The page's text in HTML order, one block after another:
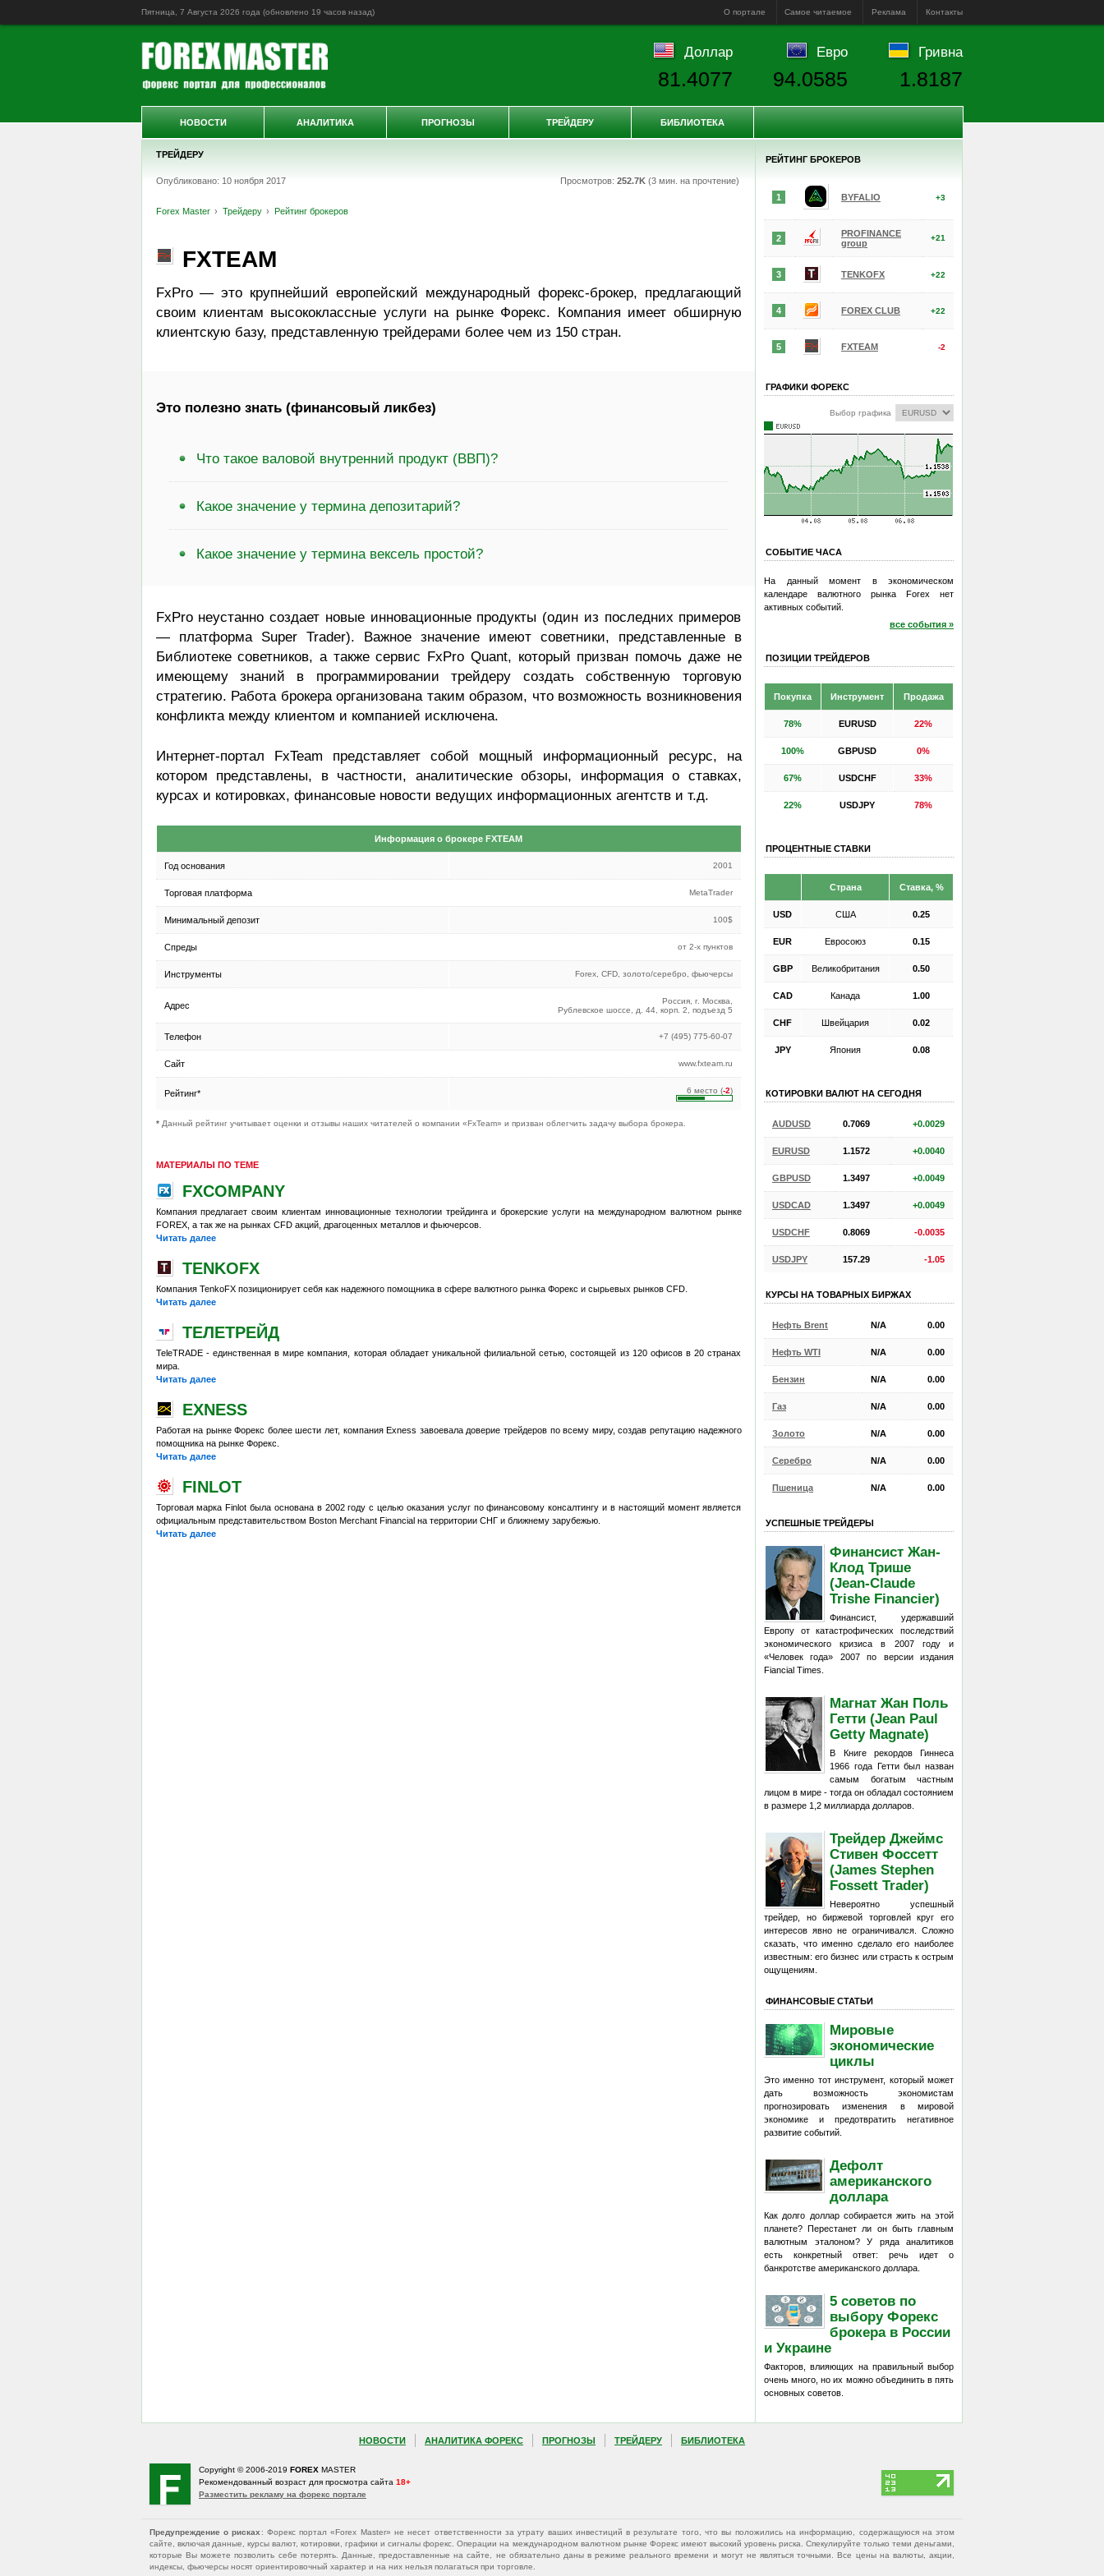
Пятница, 7 Августа 2026 года (обновлено 19 часов назад) О портале Самое читаемое Реклама Контакты
ТРЕЙДЕРУ
Опубликовано: 10 ноября 2017 Просмотров: 252.7K(3 мин. на прочтение)
Forex Master Трейдеру Рейтинг брокеров
FXTEAM
FxPro — это крупнейший европейский международный форекс-брокер, предлагающий
своим клиентам высококлассные услуги на рынке Форекс. Компания имеет обширную
клиентскую базу, представленную трейдерами более чем из 150 стран.
Это полезно знать (финансовый ликбез)
Что такое валовой внутренний продукт (ВВП)?
Какое значение у термина депозитарий?
Какое значение у термина вексель простой?
FxPro неустанно создает новые инновационные продукты (один из последних примеров
— платформа Super Trader). Важное значение имеют советники, представленные в
Библиотеке советников, а также сервис FxPro Quant, который призван помочь даже не
имеющему знаний в программировании трейдеру создать собственную торговую
стратегию. Работа брокера организована таким образом, что возможность возникновения
конфликта между клиентом и компанией исключена.
Интернет-портал FxTeam представляет собой мощный информационный ресурс, на
котором представлены, в частности, аналитические обзоры, информация о ставках,
курсах и котировках, финансовые новости ведущих информационных агентств и т.д.
Информация о брокере FXTEAM
Год основания 2001
Торговая платформа MetaTrader
Минимальный депозит 100$
Спреды от 2-х пунктов
Инструменты Forex, CFD, золото/серебро, фьючерсы
Адрес
Россия, г. Москва,
Рублевское шоссе, д. 44, корп. 2, подъезд 5
Телефон +7 (495) 775-60-07
Сайт www.fxteam.ru
Рейтинг* 6 место (-2)
*Данный рейтинг учитывает оценки и отзывы наших читателей о компании «FxTeam» и призван облегчить задачу выбора брокера.
МАТЕРИАЛЫ ПО ТЕМЕ
FXCOMPANY
Компания предлагает своим клиентам инновационные технологии трейдинга и брокерские услуги на международном валютном рынке
FOREX, а так же на рынках CFD акций, драгоценных металлов и фьючерсов.
Читать далее
TENKOFX
Компания TenkoFX позиционирует себя как надежного помощника в сфере валютного рынка Форекс и сырьевых рынков CFD.
Читать далее
ТЕЛЕТРЕЙД
TeleTRADE - единственная в мире компания, которая обладает уникальной филиальной сетью, состоящей из 120 офисов в 20 странах
мира.
Читать далее
EXNESS
Работая на рынке Форекс более шести лет, компания Exness завоевала доверие трейдеров по всему миру, создав репутацию надежного
помощника на рынке Форекс.
Читать далее
FINLOT
Торговая марка Finlot была основана в 2002 году с целью оказания услуг по финансовому консалтингу и в настоящий момент является
официальным представительством Boston Merchant Financial на территории СНГ и ближнему зарубежью.
Читать далее
РЕЙТИНГ БРОКЕРОВ
1 BYFALIO +3
2
PROFINANCE
group
+21
3 TENKOFX +22
4 FOREX CLUB +22
5 FXTEAM -2
ГРАФИКИ ФОРЕКС
Выбор графика
СОБЫТИЕ ЧАСА
На данный момент в экономическом
календаре валютного рынка Forex нет
активных событий.
все события »
ПОЗИЦИИ ТРЕЙДЕРОВ
Покупка Инструмент Продажа
78% EURUSD 22%
100% GBPUSD 0%
67% USDCHF 33%
22% USDJPY 78%
ПРОЦЕНТНЫЕ СТАВКИ
Страна Ставка, %
USD США 0.25
EUR Евросоюз 0.15
GBP Великобритания 0.50
CAD Канада 1.00
CHF Швейцария 0.02
JPY Япония 0.08
КОТИРОВКИ ВАЛЮТ НА СЕГОДНЯ
AUDUSD 0.7069 +0.0029
EURUSD 1.1572 +0.0040
GBPUSD 1.3497 +0.0049
USDCAD 1.3497 +0.0049
USDCHF 0.8069 -0.0035
USDJPY 157.29 -1.05
КУРСЫ НА ТОВАРНЫХ БИРЖАХ
Нефть Brent N/A 0.00
Нефть WTI N/A 0.00
Бензин N/A 0.00
Газ N/A 0.00
Золото N/A 0.00
Серебро N/A 0.00
Пшеница N/A 0.00
УСПЕШНЫЕ ТРЕЙДЕРЫ
Финансист Жан-
Клод Трише
(Jean-Claude
Trishe Financier)
Финансист, удержавший
Европу от катастрофических последствий
экономического кризиса в 2007 году и
«Человек года» 2007 по версии издания
Fiancial Times.
Магнат Жан Поль
Гетти (Jean Paul
Getty Magnate)
В Книге рекордов Гиннеса
1966 года Гетти был назван
самым богатым частным
лицом в мире - тогда он обладал состоянием
в размере 1,2 миллиарда долларов.
Трейдер Джеймс
Стивен Фоссетт
(James Stephen
Fossett Trader)
Невероятно успешный
трейдер, но биржевой торговлей круг его
интересов явно не ограничивался. Сложно
сказать, что именно сделало его наиболее
известным: его бизнес или страсть к острым
ощущениям.
ФИНАНСОВЫЕ СТАТЬИ
Мировые
экономические
циклы
Это именно тот инструмент, который может
дать возможность экономистам
прогнозировать изменения в мировой
экономике и предотвратить негативное
развитие событий.
Дефолт
американского
доллара
Как долго доллар собирается жить на этой
планете? Перестанет ли он быть главным
валютным эталоном? У ряда аналитиков
есть конкретный ответ: речь идет о
банкротстве американского доллара.
5 советов по
выбору Форекс
брокера в России
и Украине
Факторов, влияющих на правильный выбор
очень много, но их можно объединить в пять
основных советов.
Доллар
81.4077
Евро
94.0585
Гривна
1.8187
НОВОСТИ АНАЛИТИКА ПРОГНОЗЫ ТРЕЙДЕРУ БИБЛИОТЕКА
НОВОСТИ АНАЛИТИКА ФОРЕКС ПРОГНОЗЫ ТРЕЙДЕРУ БИБЛИОТЕКА
Copyright © 2006-2019 FOREX MASTER
Рекомендованный возраст для просмотра сайта 18+
Разместить рекламу на форекс портале
Предупреждение о рисках : Форекс портал «Forex Master» не несет ответственности за утрату ваших инвестиций в результате того, что вы положились на информацию, содержащуюся на этом
сайте, включая данные, курсы валют, котировки, графики и сигналы форекс. Операции на международном валютном рынке Форекс имеют высокий уровень риска. Спекулируйте только теми деньгами,
которые Вы можете позволить себе потерять. Данные, предоставленные на сайте, не обязательно даны в режиме реального времени и могут не являться точными. Все цены на валюты, акции,
индексы, фьючерсы носят ориентировочный характер и на них нельзя полагаться при торговле.